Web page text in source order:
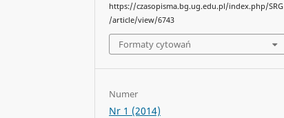
https://czasopisma.bg.ug.edu.pl/index.php/SRG
/article/view/6743
Formaty cytowań
Numer
Nr 1 (2014)